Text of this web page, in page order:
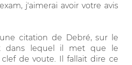
j'aimerai avoir votre avis
citation de Debré, sur le
dans lequel il met que le
de voute. Il fallait dire ce